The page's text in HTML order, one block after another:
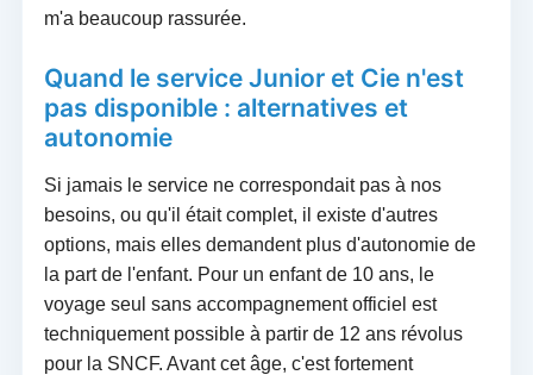
m'a beaucoup rassurée.
Quand le service Junior et Cie n'est
pas disponible : alternatives et
autonomie
Si jamais le service ne correspondait pas à nos
besoins, ou qu'il était complet, il existe d'autres
options, mais elles demandent plus d'autonomie de
la part de l'enfant. Pour un enfant de 10 ans, le
voyage seul sans accompagnement officiel est
techniquement possible à partir de 12 ans révolus
pour la SNCF. Avant cet âge, c'est fortement